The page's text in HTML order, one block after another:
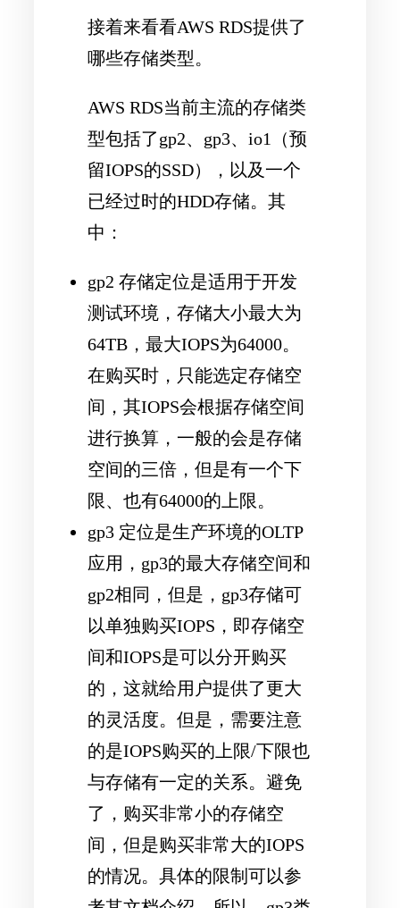
接着来看看AWS RDS提供了
哪些存储类型。
AWS RDS当前主流的存储类
型包括了gp2、gp3、io1（预
留IOPS的SSD），以及一个
已经过时的HDD存储。其
中：
gp2 存储定位是适用于开发
测试环境，存储大小最大为
64TB，最大IOPS为64000。
在购买时，只能选定存储空
间，其IOPS会根据存储空间
进行换算，一般的会是存储
空间的三倍，但是有一个下
限、也有64000的上限。
gp3 定位是生产环境的OLTP
应用，gp3的最大存储空间和
gp2相同，但是，gp3存储可
以单独购买IOPS，即存储空
间和IOPS是可以分开购买
的，这就给用户提供了更大
的灵活度。但是，需要注意
的是IOPS购买的上限/下限也
与存储有一定的关系。避免
了，购买非常小的存储空
间，但是购买非常大的IOPS
的情况。具体的限制可以参